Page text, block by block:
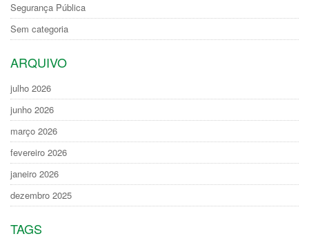
Segurança Pública
Sem categoria
ARQUIVO
julho 2026
junho 2026
março 2026
fevereiro 2026
janeiro 2026
dezembro 2025
TAGS